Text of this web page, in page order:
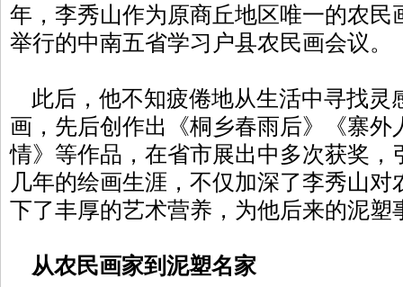
年，李秀山作为原商丘地区唯一的农民
举行的中南五省学习户县农民画会议。
此后，他不知疲倦地从生活中寻找灵
画，先后创作出《桐乡春雨后》《寨外
情》等作品，在省市展出中多次获奖，
几年的绘画生涯，不仅加深了李秀山
下了丰厚的艺术营养，为他后来的泥塑
从农民画家到泥塑名家